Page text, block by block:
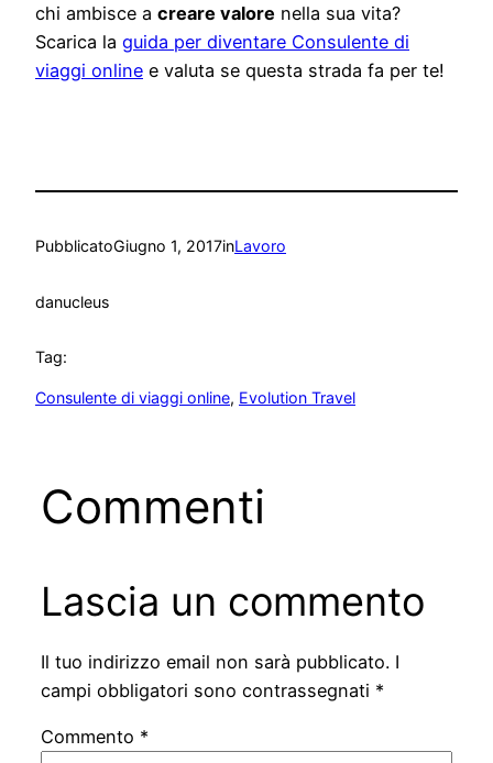
chi ambisce a creare valore nella sua vita?
Scarica la guida per diventare Consulente di
viaggi online e valuta se questa strada fa per te!
PubblicatoGiugno 1, 2017inLavoro
danucleus
Tag:
Consulente di viaggi online, Evolution Travel
Commenti
Lascia un commento
Il tuo indirizzo email non sarà pubblicato. I
campi obbligatori sono contrassegnati *
Commento *